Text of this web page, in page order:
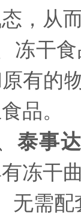
，从
干食品
有的
品。
泰事
冻干
需配套